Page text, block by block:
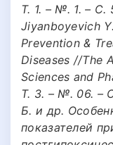
Т. 1. – №. 1. – С.
Jiyanboyevich
Prevention &
Diseases //The
Sciences and
Т. 3. – №. 06. –
Б. и др.
показателей